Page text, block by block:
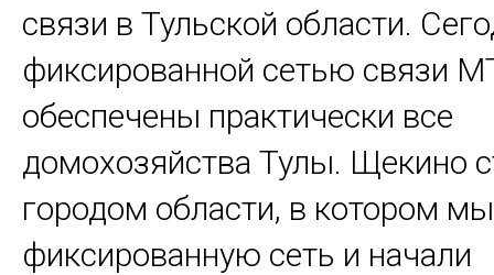
связи в Тульской области.
фиксированной сетью связи
обеспечены практически все
домохозяйства Тулы. Щекино
городом области, в котором
фиксированную сеть и начали